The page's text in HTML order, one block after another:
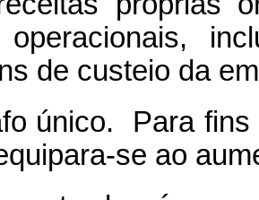
operacionais,
de custeio da
único. Para fins
se ao